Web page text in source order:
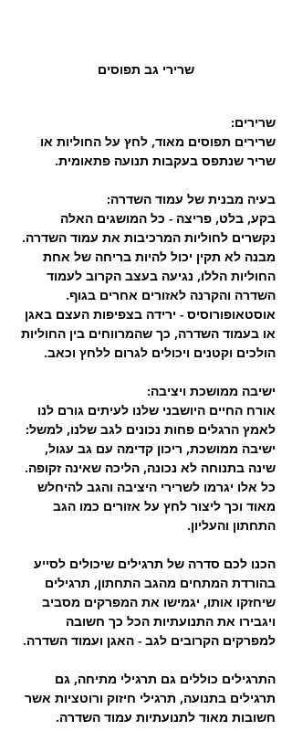
שרירי גב תפוסים
שרירים:
שרירים תפוסים מאוד, לחץ על החוליות או
שריר שנתפס בעקבות תנועה פתאומית.
בעיה מבנית של עמוד השדרה:
בקע, בלט, פריצה - כל המושגים האלה
נקשרים לחוליות המרכיבות את עמוד השדרה.
מבנה לא תקין יכול להיות בריחה של אחת
החוליות הללו, נגיעה בעצב הקרוב לעמוד
השדרה והקרנה לאזורים אחרים בגוף.
אוסטאופורוסיס - ירידה בצפיפות העצם באגן
או בעמוד השדרה, כך שהמרווחים בין החוליות
הולכים וקטנים ויכולים לגרום ללחץ וכאב.
ישיבה ממושכת ויציבה:
אורח החיים היושבני שלנו לעיתים גורם לנו
לאמץ הרגלים פחות נכונים לגב שלנו, למשל:
ישיבה ממושכת, ריכון קדימה עם גב עגול,
שינה בתנוחה לא נכונה, הליכה שאינה זקופה.
כל אלו יגרמו לשרירי היציבה והגב להיחלש
מאוד וכך ליצור לחץ על אזורים כמו הגב
התחתון והעליון.
הכנו לכם סדרה של תרגילים שיכולים לסייע
בהורדת המתחים מהגב התחתון, תרגילים
שיחזקו אותו, יגמישו את המפרקים מסביב
ויגבירו את התנועתיות הכל כך חשובה
למפרקים הקרובים לגב - האגן ועמוד השדרה.
התרגילים כוללים גם תרגילי מתיחה, גם
תרגילים בתנועה, תרגילי חיזוק ורוטציות אשר
חשובות מאוד לתנועתיות עמוד השדרה.